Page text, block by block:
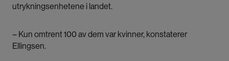
utrykningsenhetene i landet.
– Kun omtrent 100 av dem var kvinner, konstaterer
Ellingsen.